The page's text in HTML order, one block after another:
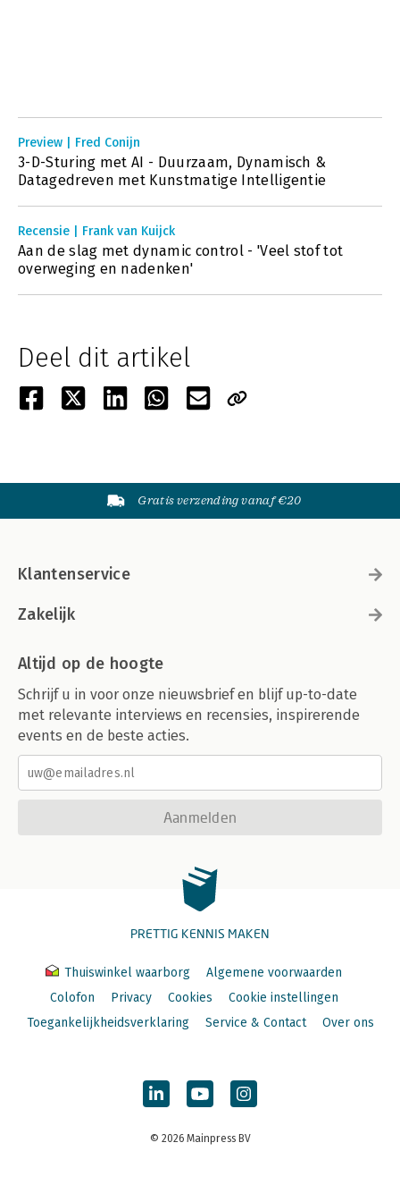
Preview | Fred Conijn
3-D-Sturing met AI - Duurzaam, Dynamisch &
Datagedreven met Kunstmatige Intelligentie
Recensie | Frank van Kuijck
Aan de slag met dynamic control - 'Veel stof tot
overweging en nadenken'
Deel dit artikel
Gratis verzending vanaf €20
Klantenservice
Zakelijk
Altijd op de hoogte
Schrijf u in voor onze nieuwsbrief en blijf up-to-date
met relevante interviews en recensies, inspirerende
events en de beste acties.
Aanmelden
PRETTIG KENNIS MAKEN
Thuiswinkel waarborg
Algemene voorwaarden
Colofon
Privacy Cookies
Cookie instellingen
Toegankelijkheidsverklaring
Service & Contact Over ons
© 2026 Mainpress BV